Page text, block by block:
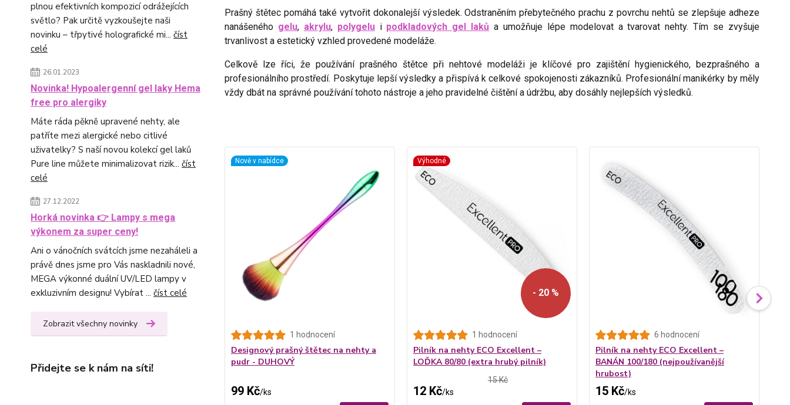
plnou efektivních kompozicí odrážejících
světlo? Pak určitě vyzkoušejte naši
novinku – třpytivé holografické mi... číst
celé
26.01.2023
Novinka! Hypoalergenní gel laky Hema
free pro alergiky
Máte ráda pěkně upravené nehty, ale
patříte mezi alergické nebo citlivé
uživatelky? S naší novou kolekcí gel laků
Pure line můžete minimalizovat rizik... číst
celé
27.12.2022
Horká novinka 👉 Lampy s mega
výkonem za super ceny!
Ani o vánočních svátcích jsme nezaháleli a
právě dnes jsme pro Vás naskladnili nové,
MEGA výkonné duální UV/LED lampy v
exkluzivním designu! Vybírat ... číst celé
Zobrazit všechny novinky
Přidejte se k nám na síti!
Prašný štětec pomáhá také vytvořit dokonalejší výsledek. Odstraněním přebytečného prachu z povrchu nehtů se zlepšuje adheze
nanášeného gelu, akrylu, polygelui podkladových gel laků a umožňuje lépe modelovat a tvarovat nehty. Tím se zvyšuje
trvanlivost a estetický vzhled provedené modeláže.
Celkově lze říci, že používání prašného štětce při nehtové modeláži je klíčové pro zajištění hygienického, bezprašného a
profesionálního prostředí. Poskytuje lepší výsledky a přispívá k celkové spokojenosti zákazníků. Profesionální manikérky by měly
vždy dbát na správné používání tohoto nástroje a jeho pravidelné čištění a údržbu, aby dosáhly nejlepších výsledků.
Nově v nabídce
1 hodnocení
Designový prašný štětec na nehty a
pudr - DUHOVÝ
99 Kč/ks
Výhodné
- 20 %
1 hodnocení
Pilník na nehty ECO Excellent –
LOĎKA 80/80 (extra hrubý pilník)
15 Kč
12 Kč/ks
6 hodnocení
Pilník na nehty ECO Excellent –
BANÁN 100/180 (nejpoužívanější
hrubost)
15 Kč/ks